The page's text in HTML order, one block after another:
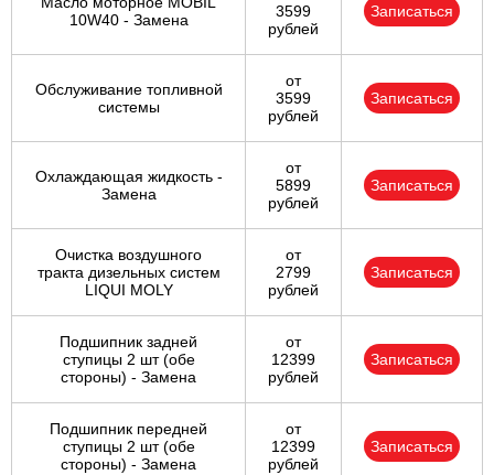
10W40 - Замена
3599
рублей
Записаться
Обслуживание топливной
системы
от
3599
рублей
Записаться
Охлаждающая жидкость -
Замена
от
5899
рублей
Записаться
Очистка воздушного
тракта дизельных систем
LIQUI MOLY
от
2799
рублей
Записаться
Подшипник задней
ступицы 2 шт (обе
стороны) - Замена
от
12399
рублей
Записаться
Подшипник передней
ступицы 2 шт (обе
стороны) - Замена
от
12399
рублей
Записаться